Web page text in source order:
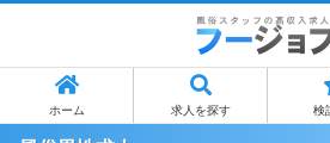
ホーム 求人を探す 検